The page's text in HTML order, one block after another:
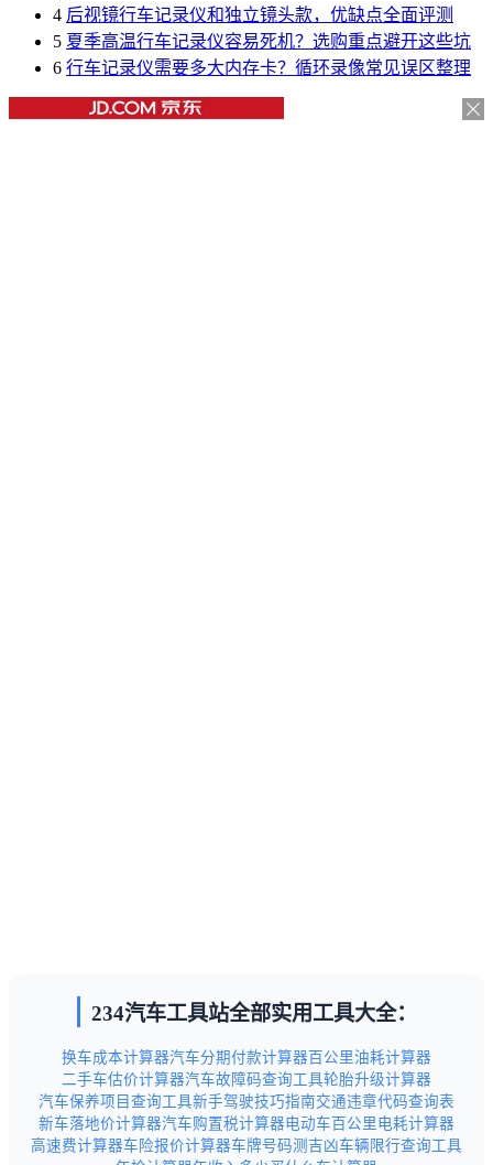
4 后视镜行车记录仪和独立镜头款，优缺点全面评测
5 夏季高温行车记录仪容易死机？选购重点避开这些坑
6 行车记录仪需要多大内存卡？循环录像常见误区整理
234汽车工具站全部实用工具大全：
换车成本计算器汽车分期付款计算器 百公里油耗计算器
二手车估价计算器汽车故障码查询工具轮胎升级计算器
汽车保养项目查询工具新手驾驶技巧指南交通违章代码查询表
新车落地价计算器汽车购置税计算器电动车百公里电耗计算器
高速费计算器车险报价计算器车牌号码测吉凶车辆限行查询工具